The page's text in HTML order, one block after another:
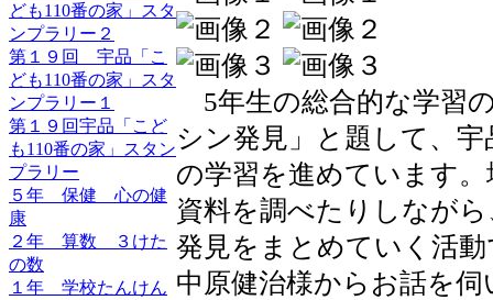
ども110番の家」スタ
ンプラリー２
第１９回 宇品「こ
ども110番の家」スタ
ンプラリー１
第１９回宇品「こど
も110番の家」スタン
プラリー
５年 保健 心の健
康
２年 算数 ３けた
の数
１年 学校たんけん
5年生の総合的な学習
シン発見」と題して、
の学習を進めています
資料を調べたりしなが
発見をまとめていく活
中原健治様からお話を